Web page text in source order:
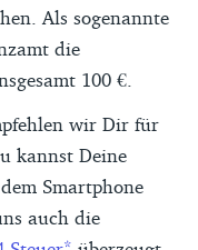
Als sogenannte
die
100 €.
wir Dir für
kannst Deine
Smartphone
auch die